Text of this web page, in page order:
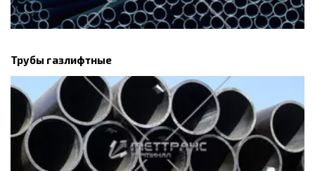
Трубы газлифтные